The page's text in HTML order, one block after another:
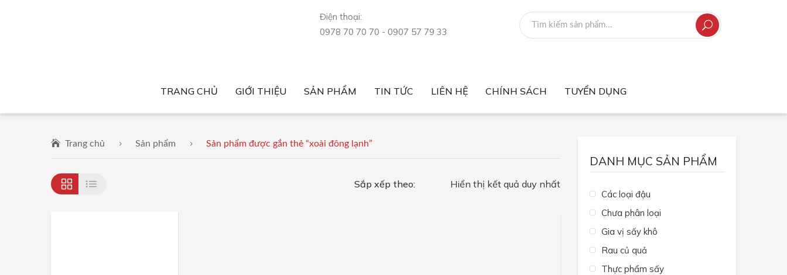
Điện thoại:
0978 70 70 70 - 0907 57 79 33
TRANG CHỦ GIỚI THIỆU SẢN PHẨM TIN TỨC LIÊN HỆ CHÍNH SÁCH TUYỂN DỤNG
Trang chủ Sản phẩm Sản phẩm được gắn thẻ “xoài đông lạnh”
Hiển thị kết quả duy nhất
Sắp xếp theo:
DANH MỤC SẢN PHẨM
Các loại đậu
Chưa phân loại
Gia vị sấy khô
Rau củ quả
Thực phẩm sấy